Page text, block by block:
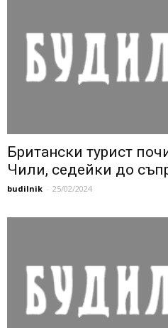
Британски турист
Чили, седейки до
budilnik - 25/02/2024